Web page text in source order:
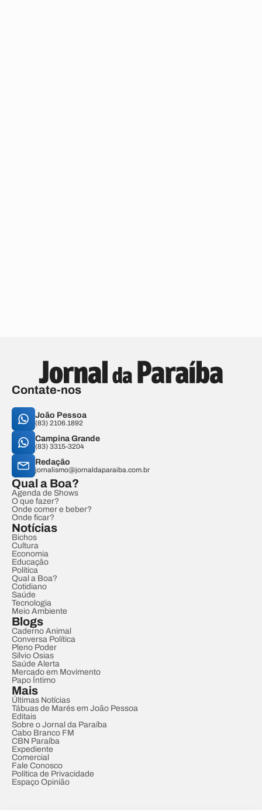
Contate-nos
João Pessoa
(83) 2106.1892
Campina Grande
(83) 3315-3204
Redação
jornalismo@jornaldaparaiba.com.br
Qual a Boa?
Agenda de Shows
O que fazer?
Onde comer e beber?
Onde ficar?
Notícias
Bichos
Cultura
Economia
Educação
Política
Qual a Boa?
Cotidiano
Saúde
Tecnologia
Meio Ambiente
Blogs
Caderno Animal
Conversa Política
Pleno Poder
Sílvio Osias
Saúde Alerta
Mercado em Movimento
Papo Íntimo
Mais
Últimas Notícias
Tábuas de Marés em João Pessoa
Editais
Sobre o Jornal da Paraíba
Cabo Branco FM
CBN Paraíba
Expediente
Comercial
Fale Conosco
Política de Privacidade
Espaço Opinião